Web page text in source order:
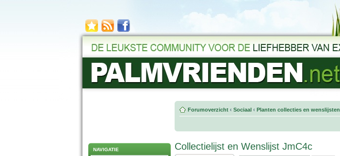
NAVIGATIE
Forumoverzicht ‹ Sociaal ‹ Planten collecties en wenslijsten
Collectielijst en Wenslijst JmC4c